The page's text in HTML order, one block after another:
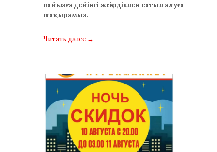
пайызға дейінгі жеңілдікпен сатып алуға
шақырамыз.
Читать далее →